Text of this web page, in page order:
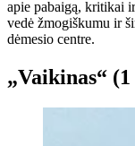
apie pabaigą, kritikai
vedė žmogiškumu ir
dėmesio centre.
„Vaikinas“ (1